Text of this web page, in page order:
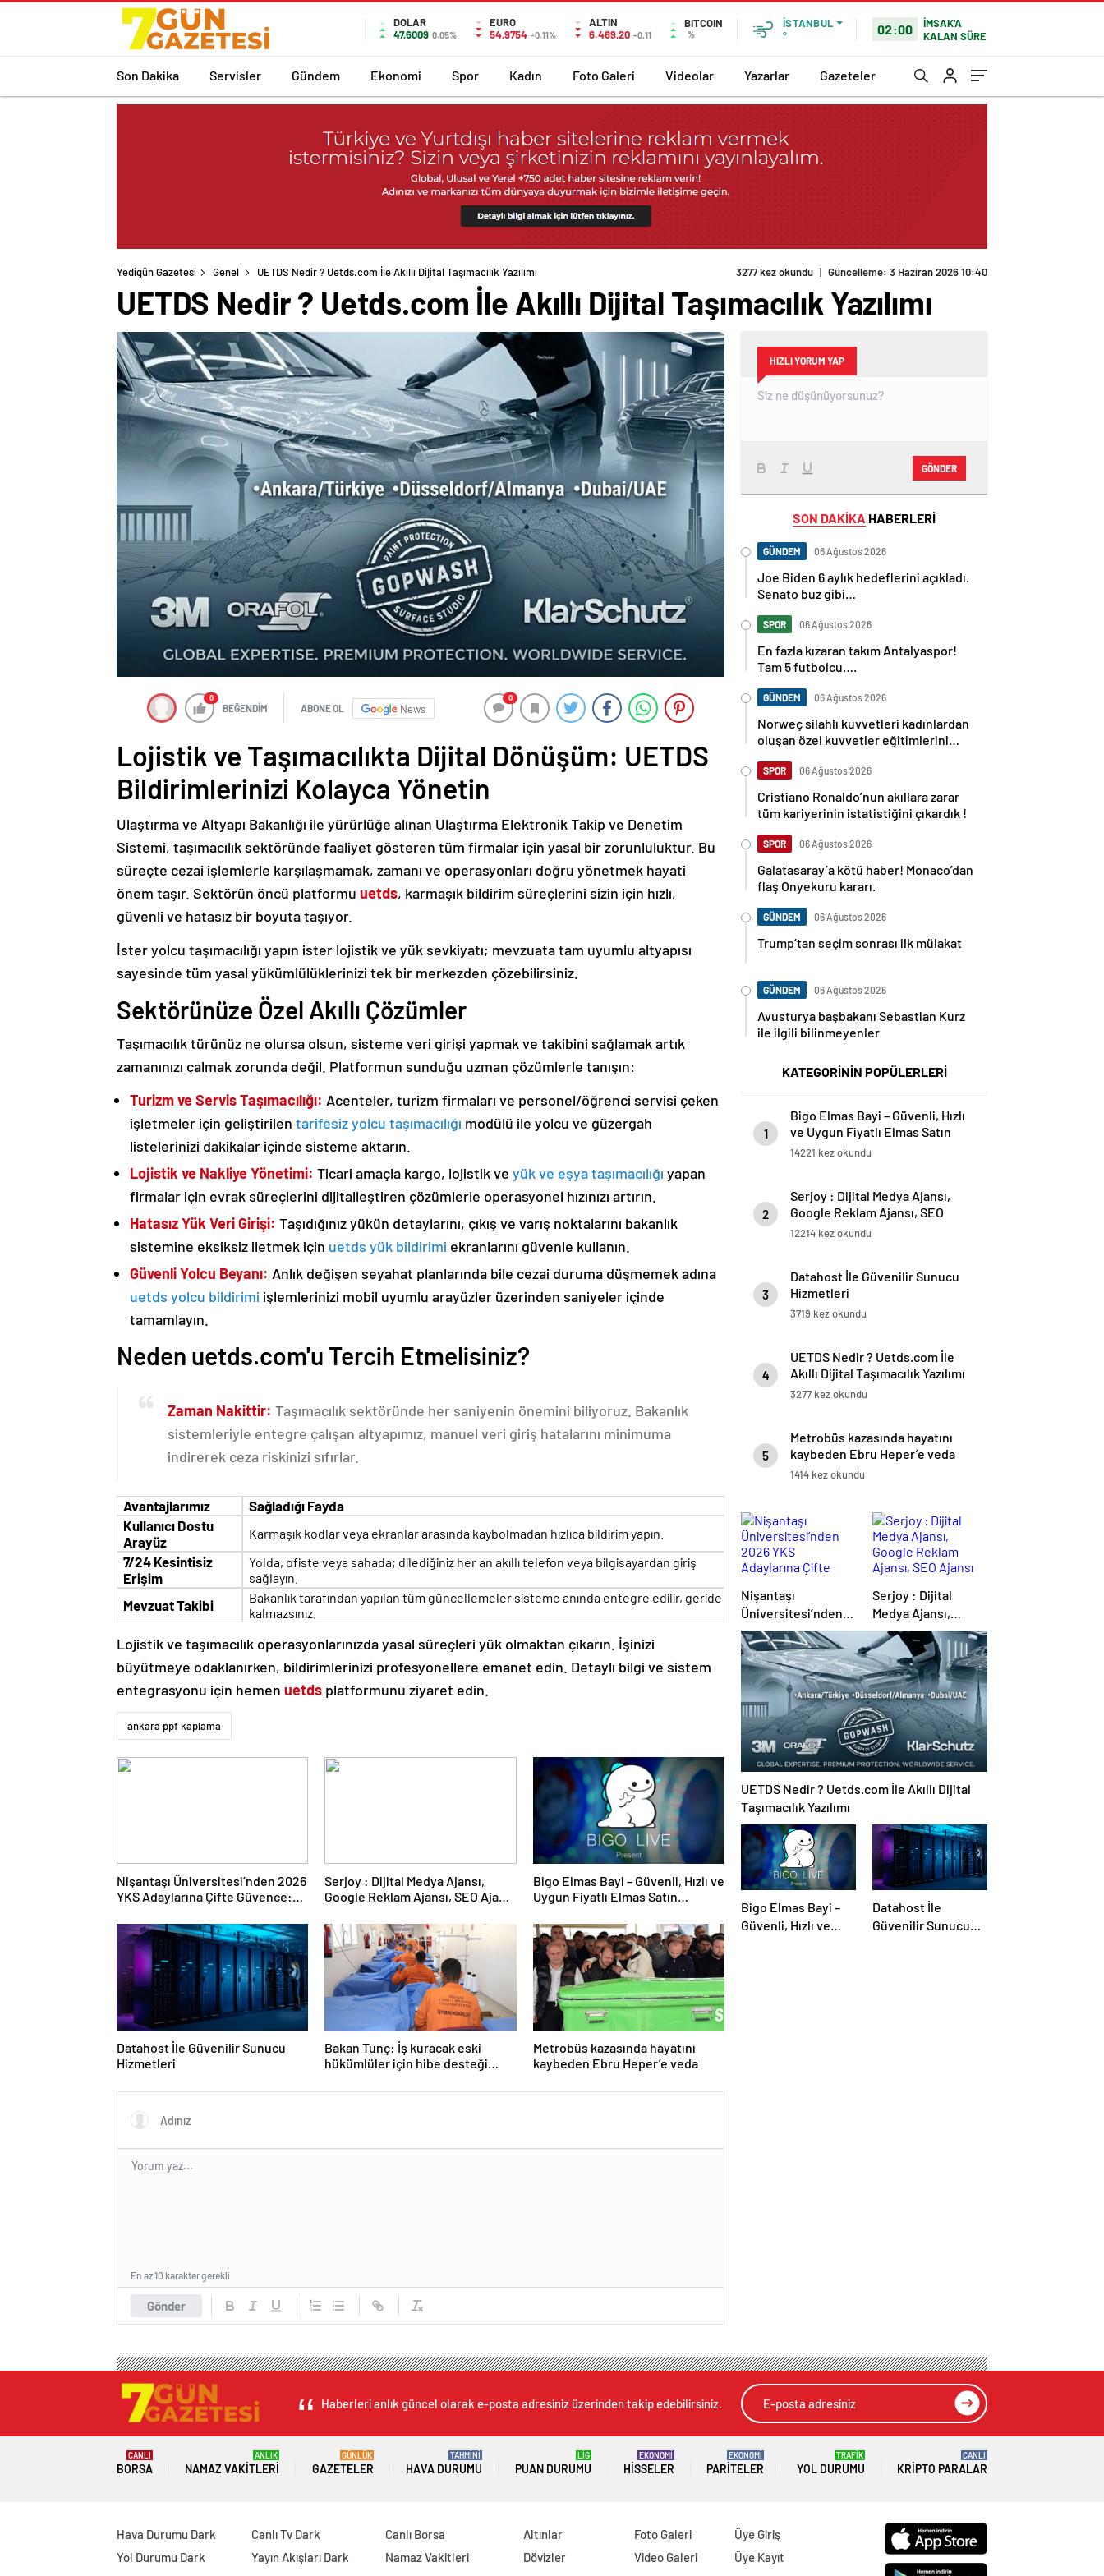
DOLAR
47,6009 0.05%
EURO
54,9754 -0.11%
ALTIN
6.489,20 -0,11
BITCOIN
%
İSTANBUL
°
02:00
İMSAK'A
KALAN SÜRE
Son Dakika Servisler Gündem Ekonomi Spor Kadın Foto Galeri Videolar Yazarlar Gazeteler
Yedigün Gazetesi Genel UETDS Nedir ? Uetds.com İle Akıllı Dijital Taşımacılık Yazılımı 3277 kez okundu | Güncelleme: 3 Haziran 2026 10:40
UETDS Nedir ? Uetds.com İle Akıllı Dijital Taşımacılık Yazılımı
0
BEĞENDİM ABONE OL News
0
Lojistik ve Taşımacılıkta Dijital Dönüşüm: UETDS
Bildirimlerinizi Kolayca Yönetin
Ulaştırma ve Altyapı Bakanlığı ile yürürlüğe alınan Ulaştırma Elektronik Takip ve Denetim
Sistemi, taşımacılık sektöründe faaliyet gösteren tüm firmalar için yasal bir zorunluluktur. Bu
süreçte cezai işlemlerle karşılaşmamak, zamanı ve operasyonları doğru yönetmek hayati
önem taşır. Sektörün öncü platformu uetds, karmaşık bildirim süreçlerini sizin için hızlı,
güvenli ve hatasız bir boyuta taşıyor.
İster yolcu taşımacılığı yapın ister lojistik ve yük sevkiyatı; mevzuata tam uyumlu altyapısı
sayesinde tüm yasal yükümlülüklerinizi tek bir merkezden çözebilirsiniz.
Sektörünüze Özel Akıllı Çözümler
Taşımacılık türünüz ne olursa olsun, sisteme veri girişi yapmak ve takibini sağlamak artık
zamanınızı çalmak zorunda değil. Platformun sunduğu uzman çözümlerle tanışın:
Turizm ve Servis Taşımacılığı: Acenteler, turizm firmaları ve personel/öğrenci servisi çeken
işletmeler için geliştirilen tarifesiz yolcu taşımacılığı modülü ile yolcu ve güzergah
listelerinizi dakikalar içinde sisteme aktarın.
Lojistik ve Nakliye Yönetimi: Ticari amaçla kargo, lojistik ve yük ve eşya taşımacılığı yapan
firmalar için evrak süreçlerini dijitalleştiren çözümlerle operasyonel hızınızı artırın.
Hatasız Yük Veri Girişi: Taşıdığınız yükün detaylarını, çıkış ve varış noktalarını bakanlık
sistemine eksiksiz iletmek için uetds yük bildirimi ekranlarını güvenle kullanın.
Güvenli Yolcu Beyanı: Anlık değişen seyahat planlarında bile cezai duruma düşmemek adına
uetds yolcu bildirimi işlemlerinizi mobil uyumlu arayüzler üzerinden saniyeler içinde
tamamlayın.
Neden uetds.com'u Tercih Etmelisiniz?
Zaman Nakittir: Taşımacılık sektöründe her saniyenin önemini biliyoruz. Bakanlık
sistemleriyle entegre çalışan altyapımız, manuel veri giriş hatalarını minimuma
indirerek ceza riskinizi sıfırlar.
Avantajlarımız
Sağladığı Fayda
Kullanıcı Dostu
Arayüz
Karmaşık kodlar veya ekranlar arasında kaybolmadan hızlıca bildirim yapın.
7/24 Kesintisiz
Erişim
Yolda, ofiste veya sahada; dilediğiniz her an akıllı telefon veya bilgisayardan giriş
sağlayın.
Mevzuat Takibi
Bakanlık tarafından yapılan tüm güncellemeler sisteme anında entegre edilir, geride
kalmazsınız.
Lojistik ve taşımacılık operasyonlarınızda yasal süreçleri yük olmaktan çıkarın. İşinizi
büyütmeye odaklanırken, bildirimlerinizi profesyonellere emanet edin. Detaylı bilgi ve sistem
entegrasyonu için hemen uetds platformunu ziyaret edin.
ankara ppf kaplama
Nişantaşı Üniversitesi’nden 2026
YKS Adaylarına Çifte Güvence:
Serjoy : Dijital Medya Ajansı,
Google Reklam Ajansı, SEO Ajansı
Bigo Elmas Bayi – Güvenli, Hızlı ve
Uygun Fiyatlı Elmas Satın
Datahost İle Güvenilir Sunucu
Hizmetleri
Bakan Tunç: İş kuracak eski
hükümlüler için hibe desteği
Metrobüs kazasında hayatını
kaybeden Ebru Heper’e veda
Gönder
En az 10 karakter gerekli
HIZLI YORUM YAP
GÖNDER
SON DAKİKA HABERLERİ
GÜNDEM 06 Ağustos 2026
Joe Biden 6 aylık hedeflerini açıkladı.
Senato buz gibi…
SPOR 06 Ağustos 2026
En fazla kızaran takım Antalyaspor!
Tam 5 futbolcu….
GÜNDEM 06 Ağustos 2026
Norweç silahlı kuvvetleri kadınlardan
oluşan özel kuvvetler eğitimlerini
SPOR 06 Ağustos 2026
Cristiano Ronaldo’nun akıllara zarar
tüm kariyerinin istatistiğini çıkardık !
SPOR 06 Ağustos 2026
Galatasaray’a kötü haber! Monaco’dan
flaş Onyekuru kararı.
GÜNDEM 06 Ağustos 2026
Trump’tan seçim sonrası ilk mülakat
GÜNDEM 06 Ağustos 2026
Avusturya başbakanı Sebastian Kurz
ile ilgili bilinmeyenler
KATEGORİNİN POPÜLERLERİ
1
Bigo Elmas Bayi – Güvenli, Hızlı
ve Uygun Fiyatlı Elmas Satın
Almanın Yeni Adresi
14221 kez okundu
2
Serjoy : Dijital Medya Ajansı,
Google Reklam Ajansı, SEO
Ajansı ve Web Tasarım Ajansı
12214 kez okundu
3
Datahost İle Güvenilir Sunucu
Hizmetleri
3719 kez okundu
4
UETDS Nedir ? Uetds.com İle
Akıllı Dijital Taşımacılık Yazılımı
3277 kez okundu
5
Metrobüs kazasında hayatını
kaybeden Ebru Heper’e veda
1414 kez okundu
Nişantaşı
Üniversitesi’nden
2026 YKS
Adaylarına Çifte
Güvence: Sabit
Ücret ve Kesintisiz
Burs
Serjoy : Dijital
Medya Ajansı,
Google Reklam
Ajansı, SEO Ajansı
ve Web Tasarım
Ajansı
UETDS Nedir ? Uetds.com İle Akıllı Dijital
Taşımacılık Yazılımı
Bigo Elmas Bayi –
Güvenli, Hızlı ve
Datahost İle
Güvenilir Sunucu
Haberleri anlık güncel olarak e-posta adresiniz üzerinden takip edebilirsiniz.
BORSA
CANLI
NAMAZ VAKITLERI
ANLIK
GAZETELER
GÜNLÜK
HAVA DURUMU
TAHMİNİ
PUAN DURUMU
LİG
HISSELER
EKONOMİ
PARITELER
EKONOMİ
YOL DURUMU
TRAFİK
KRIPTO PARALAR
CANLI
Hava Durumu Dark
Yol Durumu Dark
Canlı Tv Dark
Yayın Akışları Dark
Canlı Borsa
Namaz Vakitleri
Altınlar
Dövizler
Foto Galeri
Video Galeri
Üye Giriş
Üye Kayıt